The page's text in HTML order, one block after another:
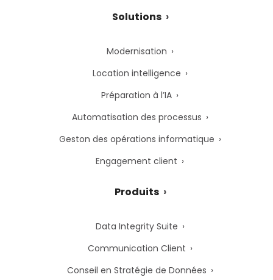
Solutions
Modernisation
Location intelligence
Préparation à l’IA
Automatisation des processus
Geston des opérations informatique
Engagement client
Produits
Data Integrity Suite
Communication Client
Conseil en Stratégie de Données